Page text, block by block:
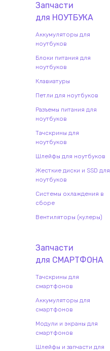
Запчасти
для НОУТБУКА
Аккумуляторы для
ноутбуков
Блоки питания для
ноутбуков
Клавиатуры
Петли для ноутбуков
Разъемы питания для
ноутбуков
Тачскрины для
ноутбуков
Шлейфы для ноутбуков
Жесткие диски и SSD для
ноутбуков
Системы охлаждения в
сборе
Вентиляторы (кулеры)
Запчасти
для СМАРТФОНА
Тачскрины для
смартфонов
Аккумуляторы для
смартфонов
Модули и экраны для
смартфонов
Шлейфы и запчасти для